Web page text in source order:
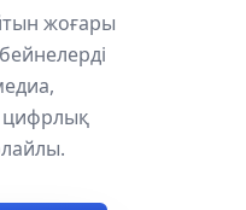
жоғары
цифрлық